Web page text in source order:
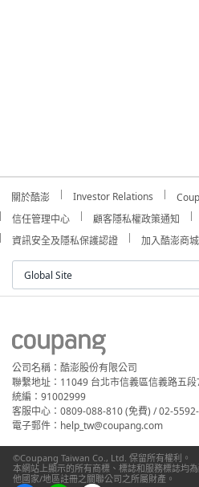
關於酷澎 Investor Relations
信任管理中心
顧客隱私權政策通知
資訊安全及隱私保護認證
加入酷澎商城
Global Site
公司名稱：酷澎股份有限公司
聯繫地址：11049 台北市信義區信義路五
統編：91002999
客服中心：0809-088-810 (免費) / 02-
電子郵件：help_tw@coupang.com
©Coupang Taiwan Co., Ltd. 保留所有權利。
本網站上顯示的所有商標、標誌和服務標誌均
他國家/地區註冊之關聯公司之所屬財產。